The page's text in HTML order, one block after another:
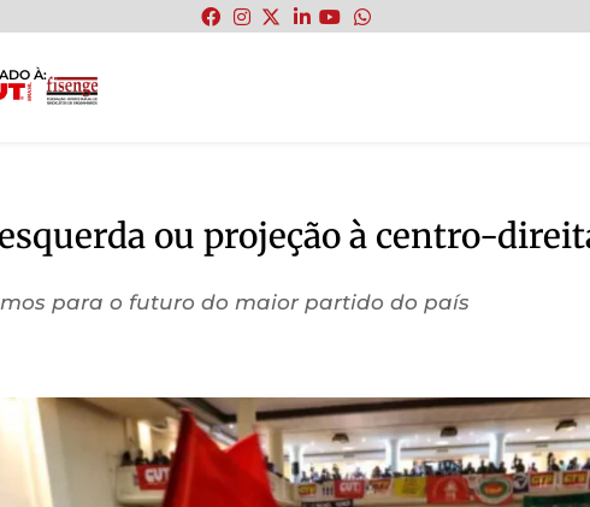
À:
ou projeção à centro-
para o futuro do maior partido do país